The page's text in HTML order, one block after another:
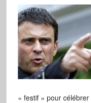
« festif » pour